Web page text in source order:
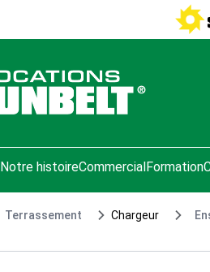
Notre histoireCommercial Formation
Terrassement Chargeur